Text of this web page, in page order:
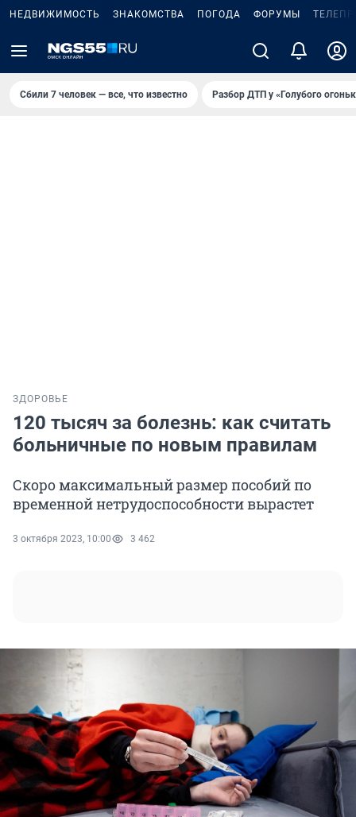
НЕДВИЖИМОСТЬ ЗНАКОМСТВА ПОГОДА ФОРУМЫ
Сбили 7 человек — все, что известно Разбор ДТП у «Голубого
ЗДОРОВЬЕ
120 тысяч за болезнь: как считать
больничные по новым правилам
Скоро максимальный размер пособий по
временной нетрудоспособности вырастет
3 октября 2023, 10:00 3 462